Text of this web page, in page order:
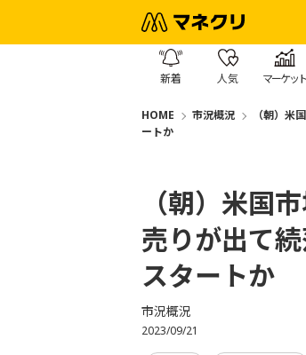
新着 人気 マーケット
HOME 市況概況
（朝）米
ートか
（朝）米国
売りが出て
スタートか
市況概況
2023/09/21